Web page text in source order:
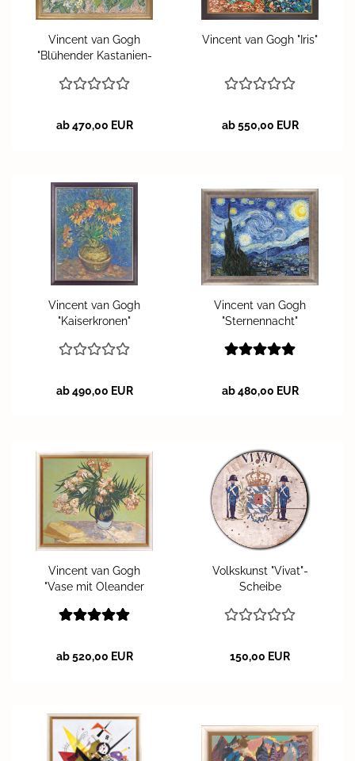
Vin­cent van Gogh
"Blü­hen­der Kas­ta­ni­en­
ab 470,00 EUR
Vin­cent van Gogh "Iris"
ab 550,00 EUR
Vin­cent van Gogh
"Kai­ser­kro­nen"
ab 490,00 EUR
Vin­cent van Gogh
"Ster­nen­nacht"
ab 480,00 EUR
Vin­cent van Gogh
"Vase mit Ole­an­der
ab 520,00 EUR
Volks­kunst "Vivat"-​
Schei­be
150,00 EUR